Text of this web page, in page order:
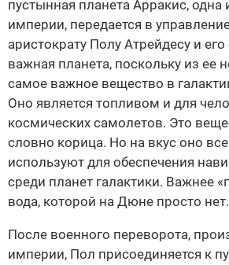
пустынная планета Арракис, одна
империи, передается в
аристократу Полу Атрейдесу и
важная планета, поскольку из ее
самое важное вещество в
Оно является топливом и для
космических самолетов. Это
словно корица. Но на вкус оно
используют для обеспечения
среди планет галактики. Важнее
вода, которой на Дюне просто нет.
После военного переворота,
империи, Пол присоединяется к